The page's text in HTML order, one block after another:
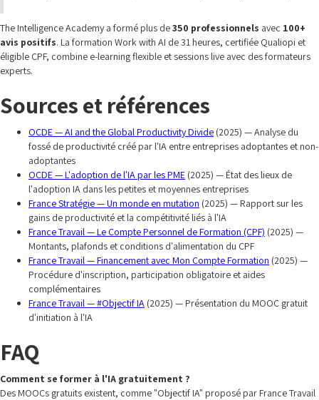
The Intelligence Academy a formé plus de350 professionnels avec 100+
avis positifs. La formation Work with AI de 31 heures, certifiée Qualiopi et
éligible CPF, combine e-learning flexible et sessions live avec des formateurs
experts.
Sources et références
OCDE — AI and the Global Productivity Divide (2025) — Analyse du
fossé de productivité créé par l'IA entre entreprises adoptantes et non-
adoptantes
OCDE — L'adoption de l'IA par les PME (2025) — État des lieux de
l'adoption IA dans les petites et moyennes entreprises
France Stratégie — Un monde en mutation (2025) — Rapport sur les
gains de productivité et la compétitivité liés à l'IA
France Travail — Le Compte Personnel de Formation (CPF) (2025) —
Montants, plafonds et conditions d'alimentation du CPF
France Travail — Financement avec Mon Compte Formation (2025) —
Procédure d'inscription, participation obligatoire et aides
complémentaires
France Travail — #Objectif IA (2025) — Présentation du MOOC gratuit
d'initiation à l'IA
FAQ
Comment se former à l'IA gratuitement ?
Des MOOCs gratuits existent, comme "Objectif IA" proposé par France Travail